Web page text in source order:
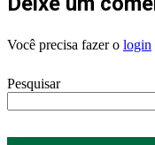
Você precisa fazer o login
Pesquisar